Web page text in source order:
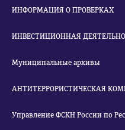
ИНФОРМАЦИЯ О ПРОВЕРКАХ
ИНВЕСТИЦИОННАЯ
Муниципальные архивы
АНТИТЕРРОРИСТИЧЕСКАЯ
Управление ФСКН России по